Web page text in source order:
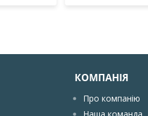
КОМПАНІЯ
Про компанію